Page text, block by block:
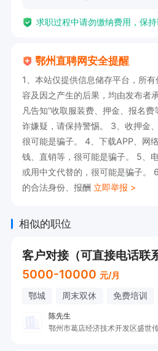
求职过程中请勿缴纳费用，保持
鄂州直聘网安全提醒
1、本站仅提供信息储存平台，所
容及因之产生的后果，均由发布者
凡告知“收取服装费、押金、报名
诈嫌疑，请保持警惕。 3、收押金
很可能是骗子。 4、下载APP、网
钱、直销等，很可能是骗子。 5、
或用中文代替的，很可能是骗子。
的合法身份、报酬 立即举报 >
相似的职位
5000-10000 元/月
鄂城 周末双休 免费培训
陈先生
鄂州市葛店经济技术开发区盛世